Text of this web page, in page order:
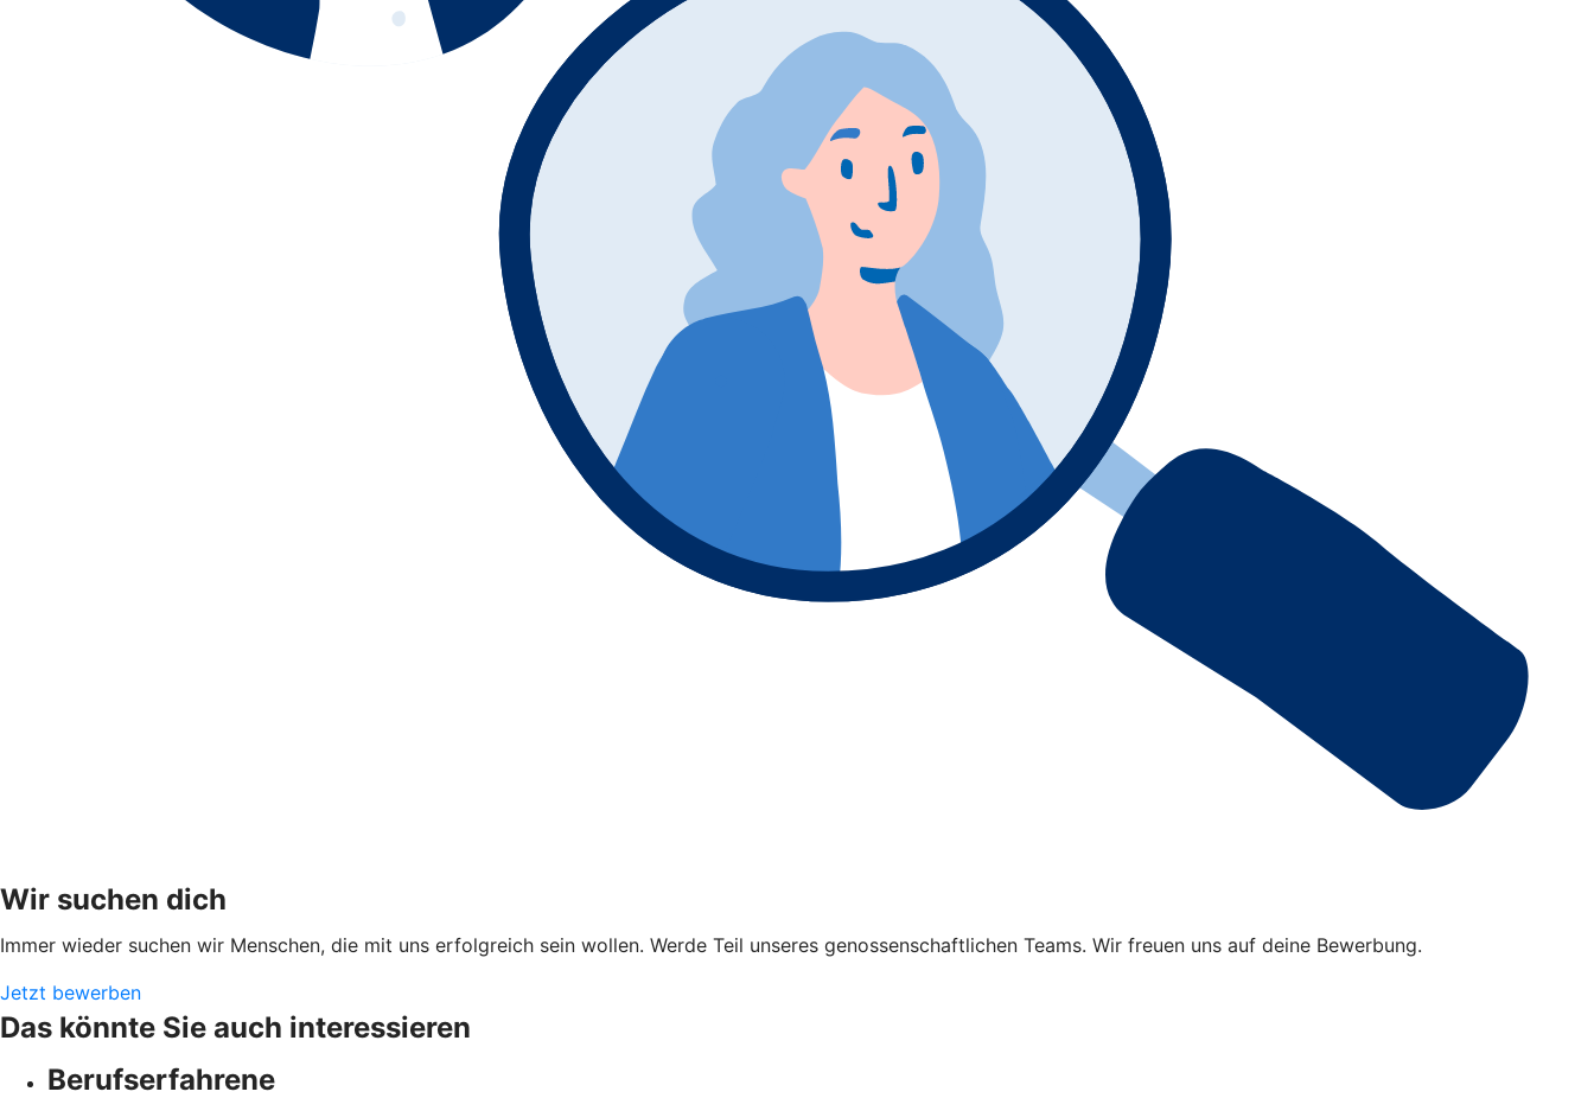
Wir suchen dich
Immer wieder suchen wir Menschen, die mit uns erfolgreich sein wollen. Werde Teil unseres genossenschaftlichen Teams. Wir freuen uns auf deine Bewerbung.
Jetzt bewerben
Das könnte Sie auch interessieren
Berufserfahrene